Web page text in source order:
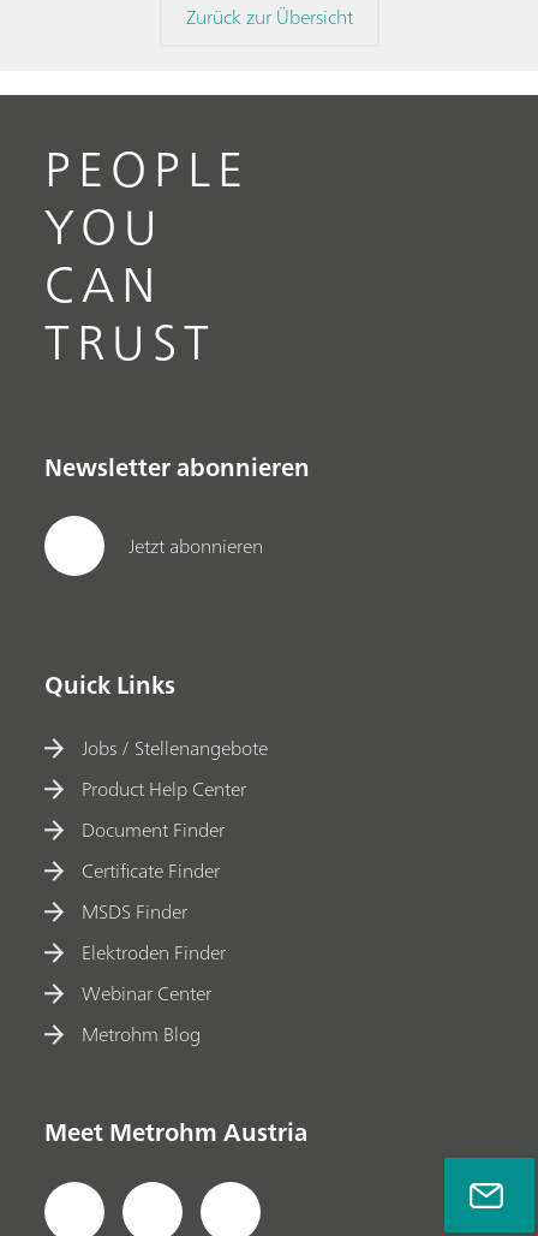
Zurück zur Übersicht
PEOPLE
YOU
CAN
TRUST
Newsletter abonnieren
Jetzt abonnieren
Quick Links
Jobs / Stellenangebote
Product Help Center
Document Finder
Certificate Finder
MSDS Finder
Elektroden Finder
Webinar Center
Metrohm Blog
Meet Metrohm Austria